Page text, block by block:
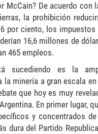
McCain? De acuerdo con
la prohibición
por ciento, los
16,6 millones de
465 empleos.
sucediendo es la
la minería a gran escala
que hoy es muy
En primer lugar,
y concentrados
dura del Partido